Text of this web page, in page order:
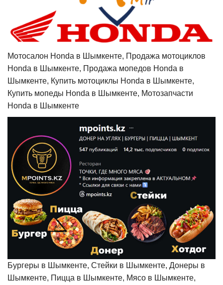
Мотосалон Honda в Шымкенте, Продажа мотоциклов
Honda в Шымкенте, Продажа мопедов Honda в
Шымкенте, Купить мотоциклы Honda в Шымкенте,
Купить мопеды Honda в Шымкенте, Мотозапчасти
Honda в Шымкенте
Бургеры в Шымкенте, Стейки в Шымкенте, Донеры в
Шымкенте, Пицца в Шымкенте, Мясо в Шымкенте,